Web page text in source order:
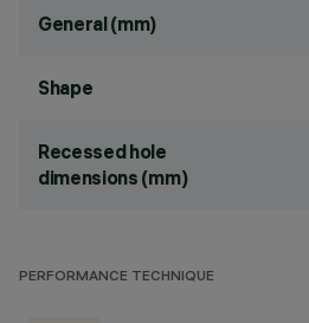
General (mm)
Shape
Recessed hole
dimensions (mm)
PERFORMANCE TECHNIQUE